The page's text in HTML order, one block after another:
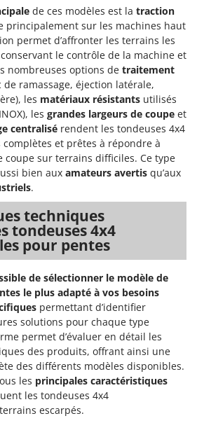
de ces modèles est la traction
principalement sur les machines haut
permet d’affronter les terrains les
le contrôle de la machine et
nombreuses options de traitement
de ramassage, éjection latérale,
les matériaux résistants utilisés
les grandes largeurs de coupe et
centralisé rendent les tondeuses 4x4
et prêtes à répondre à
coupe sur terrains difficiles. Ce type
bien aux amateurs avertis qu’aux
.
techniques
tondeuses 4x4
pour pentes
de sélectionner le modèle de
le plus adapté à vos besoins
permettant d’identifier
solutions pour chaque type
permet d’évaluer en détail les
des produits, offrant ainsi une
des différents modèles disponibles.
les principales caractéristiques
les tondeuses 4x4
escarpés.